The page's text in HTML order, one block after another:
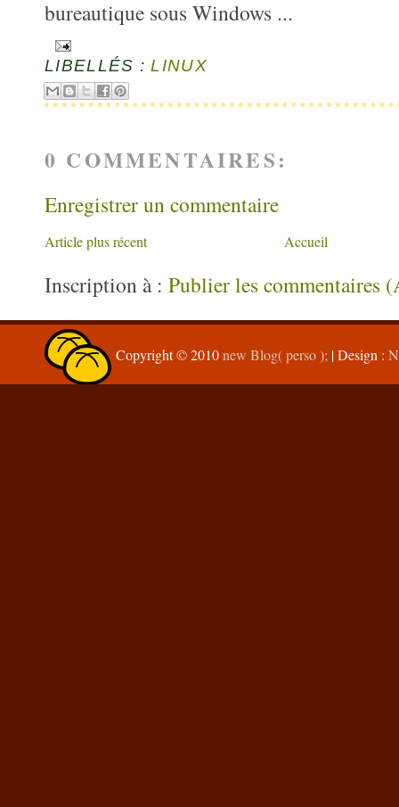
bureautique sous Windows ...
LIBELLÉS :LINUX
0 COMMENTAIRES:
Enregistrer un commentaire
Article plus récent Accueil
Inscription à : Publier les commentaires
Copyright © 2010new Blog( perso ); | Design :